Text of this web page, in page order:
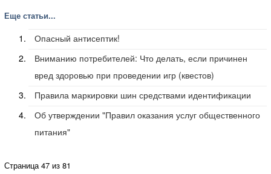
Еще статьи...
Опасный антисептик!
Вниманию потребителей: Что делать, если причинен
вред здоровью при проведении игр (квестов)
Правила маркировки шин средствами идентификации
Об утверждении "Правил оказания услуг общественного
питания"
Страница 47 из 81